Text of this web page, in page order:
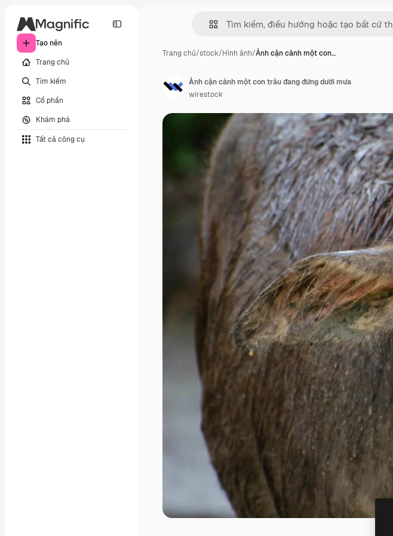
Tạo nên
Trang chủ
Tìm kiếm
Cổ phần
Khám phá
Tất cả công cụ
Trang chủ/stock/Hình ảnh/Ảnh cận cảnh một con…
Ảnh cận cảnh một con trâu đang đứng dưới mưa
wirestock